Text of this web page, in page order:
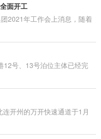
面开工
2021年工作会上消息，随着
12号、13号泊位主体已经完
开州的万开快速通道于1月